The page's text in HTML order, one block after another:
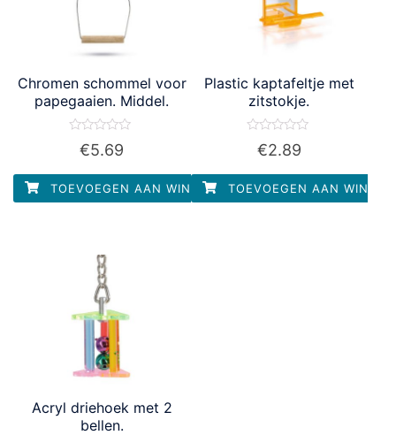
Chromen schommel voor
papegaaien. Middel.
Waardering
5
€5.69
TOEVOEGEN AAN WINKELWAGEN
Plastic kaptafeltje met
zitstokje.
Waardering
5
€2.89
TOEVOEGEN AAN
Acryl driehoek met 2
bellen.